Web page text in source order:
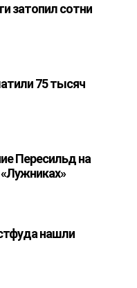
затопил сотни
75 тысяч
Пересильд на
нашли